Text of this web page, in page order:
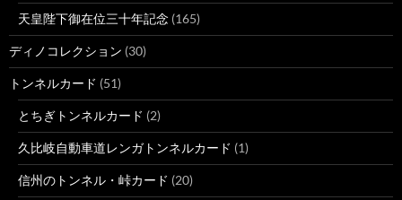
天皇陛下御在位三十年記念 (165)
ディノコレクション (30)
トンネルカード (51)
とちぎトンネルカード (2)
久比岐自動車道レンガトンネルカード (1)
信州のトンネル・峠カード (20)